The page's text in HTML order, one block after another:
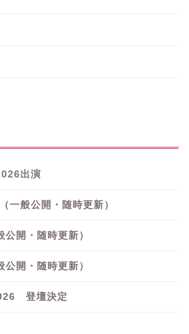
出演
一般公開・随時更新）
開・随時更新）
開・随時更新）
登壇決定